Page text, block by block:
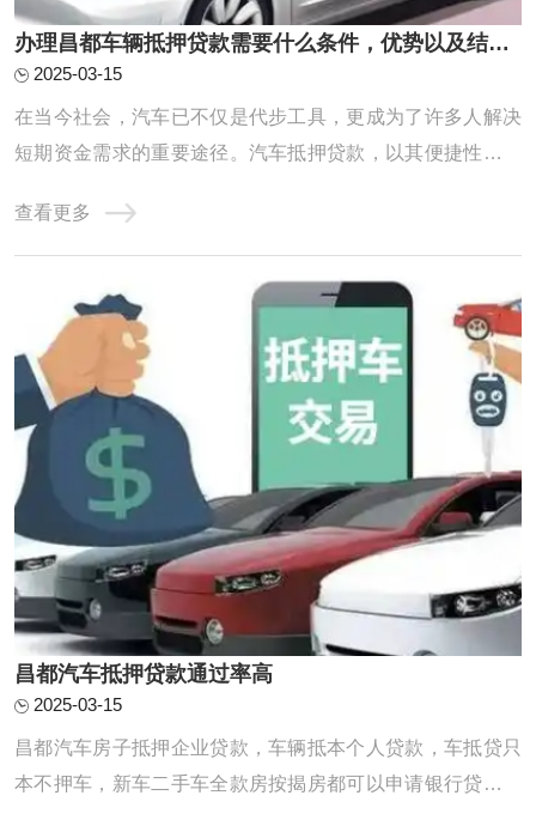
办理昌都车辆抵押贷款需要什么条件，优势以及结清手续?
2025-03-15
在当今社会，汽车已不仅是代步工具，更成为了许多人解决
短期资金需求的重要途径。汽车抵押贷款，以其便捷性和灵
抵押贷款，究竟需要准备哪些手续，又需满足哪些条件呢？
本文将为你详细解读，助你轻松获得贷款。人总是有一时之
急，当有车一族急于用钱，就会想到昌都车辆 ...
查看更多
昌都汽车抵押贷款通过率高
2025-03-15
昌都汽车房子抵押企业贷款，车辆抵本个人贷款，车抵贷只
本不押车，新车二手车全款房按揭房都可以申请银行贷款，